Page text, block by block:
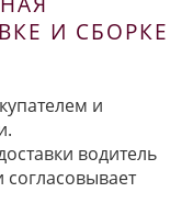
И СБОРКЕ
и
водитель
согласовывает